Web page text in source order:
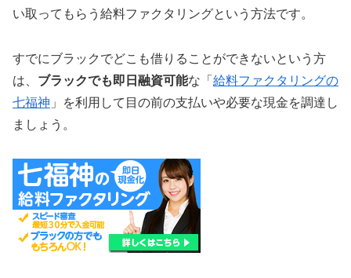
い取ってもらう給料ファクタリングという方法です。
すでにブラックでどこも借りることができないという方
は、 ブラックでも即日融資可能な「 給料ファクタリングの
七福神 」を利用して目の前の支払いや必要な現金を調達し
ましょう。